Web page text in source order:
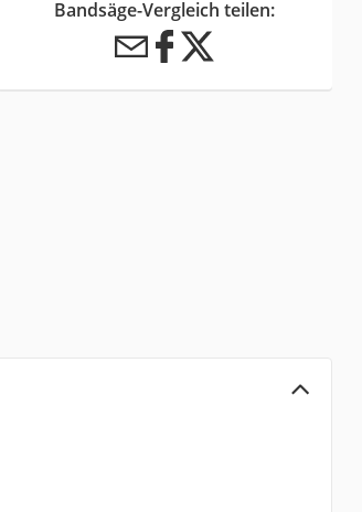
Bandsäge-Vergleich teilen: